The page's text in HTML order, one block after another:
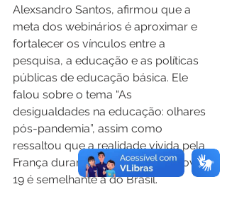
Alexsandro Santos, afirmou que a
meta dos webinários é aproximar e
fortalecer os vínculos entre a
pesquisa, a educação e as políticas
públicas de educação básica. Ele
falou sobre o tema “As
desigualdades na educação: olhares
pós-pandemia”, assim como
ressaltou que a realidade vivida pela
França durante a pandemia de covid-
19 é semelhante à do Brasil.